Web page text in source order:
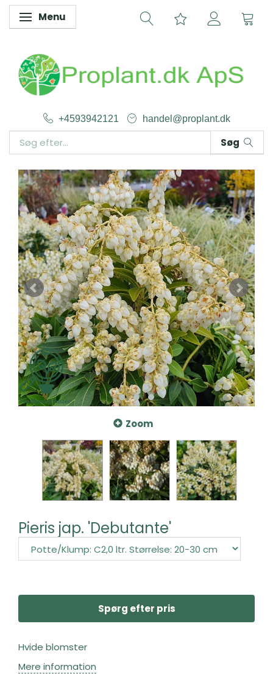
Skifte navigation
Menu
+4593942121 handel@proplant.dk
Søg
Zoom
Pieris jap. 'Debutante'
Spørg efter pris
Hvide blomster
Mere information